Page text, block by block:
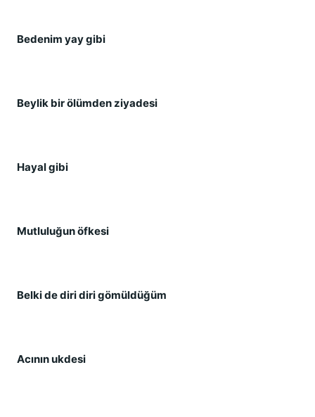
Bedenim yay gibi
Beylik bir ölümden ziyadesi
Hayal gibi
Mutluluğun öfkesi
Belki de diri diri gömüldüğüm
Acının ukdesi